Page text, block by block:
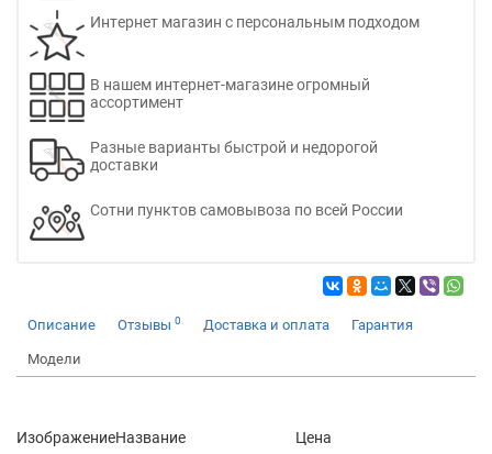
Интернет магазин с персональным подходом
В нашем интернет-магазине огромный
ассортимент
Разные варианты быстрой и недорогой
доставки
Сотни пунктов самовывоза по всей России
Описание Отзывы 0 Доставка и оплата Гарантия
Модели
ИзображениеНазвание Цена